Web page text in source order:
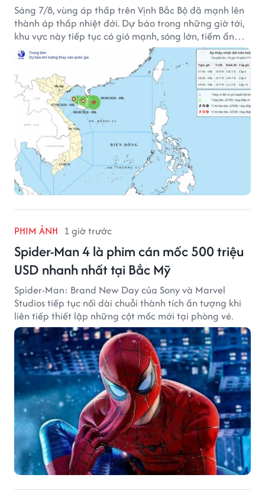
Sáng 7/8, vùng áp thấp trên Vịnh Bắc Bộ đã mạnh lên
thành áp thấp nhiệt đới. Dự báo trong những giờ tới,
khu vực này tiếp tục có gió mạnh, sóng lớn, tiềm ẩn
nhiều nguy cơ đối với hoạt động của tàu thuyền trên
biển.
PHIM ẢNH 1 giờ trước
Spider-Man 4 là phim cán mốc 500 triệu
USD nhanh nhất tại Bắc Mỹ
Spider-Man: Brand New Day của Sony và Marvel
Studios tiếp tục nối dài chuỗi thành tích ấn tượng khi
liên tiếp thiết lập những cột mốc mới tại phòng vé.